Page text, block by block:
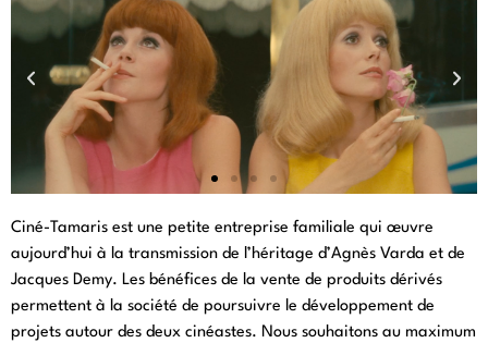
LES DEMOISELLES DE
ROCHEFORT
Delphine, viens voir, ils sont arrivés... Découvrez notre
sélection de goodies autour du film culte de Jacques Demy
!
Ciné-Tamaris est une petite entreprise familiale qui œuvre
aujourd’hui à la transmission de l’héritage d’Agnès Varda et de
Jacques Demy. Les bénéfices de la vente de produits dérivés
permettent à la société de poursuivre le développement de
projets autour des deux cinéastes. Nous souhaitons au maximum